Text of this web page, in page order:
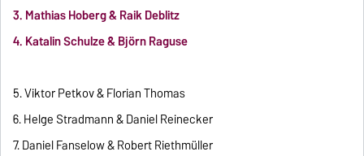
3. Mathias Hoberg & Raik Deblitz
4. Katalin Schulze & Björn Raguse
5. Viktor Petkov & Florian Thomas
6. Helge Stradmann & Daniel Reinecker
7. Daniel Fanselow & Robert Riethmüller